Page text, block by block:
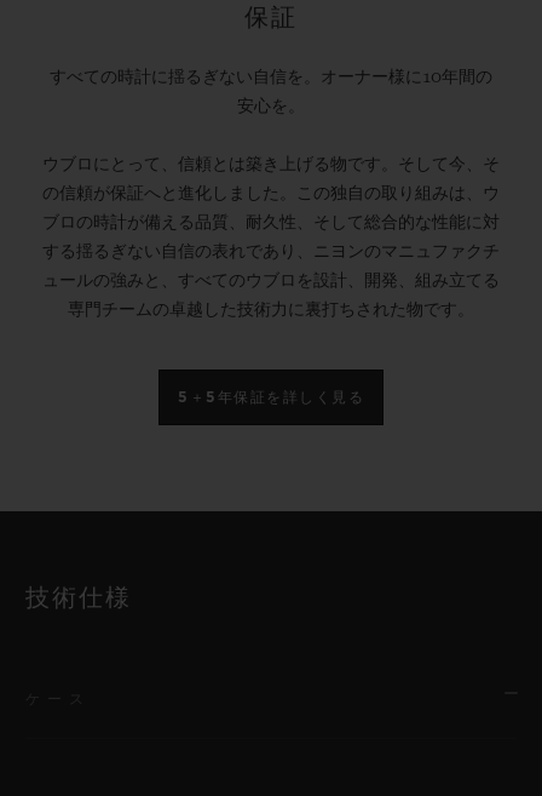
保証
すべての時計に揺るぎない自信を。オーナー様に10年間の
安心を。
ウブロにとって、信頼とは築き上げる物です。そして今、そ
の信頼が保証へと進化しました。この独自の取り組みは、ウ
ブロの時計が備える品質、耐久性、そして総合的な性能に対
する揺るぎない自信の表れであり、ニヨンのマニュファクチ
ュールの強みと、すべてのウブロを設計、開発、組み立てる
専門チームの卓越した技術力に裏打ちされた物です。
5＋5年保証を詳しく見る
技術仕様